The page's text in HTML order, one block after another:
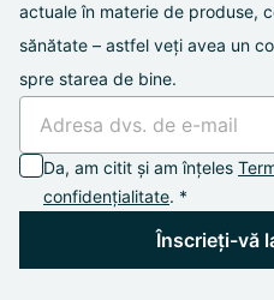
actuale în materie de produse,
sănătate – astfel veți avea un
spre starea de bine.
Da, am citit și am înțeles
confidențialitate. *
Înscrieți-vă